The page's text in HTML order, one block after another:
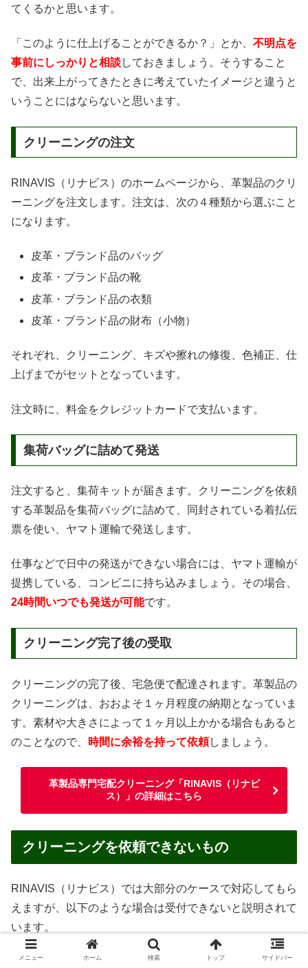
てくるかと思います。
「このように仕上げることができるか？」とか、 不明点を
事前にしっかりと相談しておきましょう。そうすること
で、出来上がってきたときに考えていたイメージと違うと
いうことにはならないと思います。
クリーニングの注文
RINAVIS（リナビス）のホームページから、革製品のクリ
ーニングを注文します。注文は、次の４種類から選ぶこと
になります。
皮革・ブランド品のバッグ
皮革・ブランド品の靴
皮革・ブランド品の衣類
皮革・ブランド品の財布（小物）
それぞれ、クリーニング、キズや擦れの修復、色補正、仕
上げまでがセットとなっています。
注文時に、料金をクレジットカードで支払います。
集荷バッグに詰めて発送
注文すると、集荷キットが届きます。クリーニングを依頼
する革製品を集荷バッグに詰めて、同封されている着払伝
票を使い、ヤマト運輸で発送します。
仕事などで日中の発送ができない場合には、ヤマト運輸が
提携している、コンビニに持ち込みましょう。その場合、
24時間いつでも発送が可能です。
クリーニング完了後の受取
クリーニングの完了後、宅急便で配達されます。革製品の
クリーニングは、おおよそ１ヶ月程度の納期となっていま
す。素材や大きさによって１ヶ月以上かかる場合もあると
のことなので、
時間に余裕を持って依頼しましょう。
革製品専門宅配クリーニング「RINAVIS（リナビ
ス）」の詳細はこちら
クリーニングを依頼できないもの
RINAVIS（リナビス）では大部分のケースで対応してもら
えますが、以下のような場合は受付できないと説明されて
います。
汚物・嘔吐物がついたままのもの
メニュー ホーム 検索 トップ サイドバー